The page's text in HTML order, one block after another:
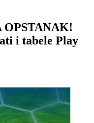
i tabele Play